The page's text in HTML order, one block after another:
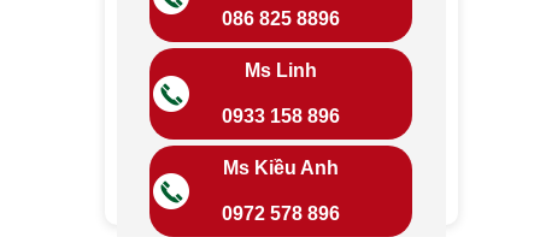
086 825 8896
Ms Linh
0933 158 896
Ms Kiều Anh
0972 578 896